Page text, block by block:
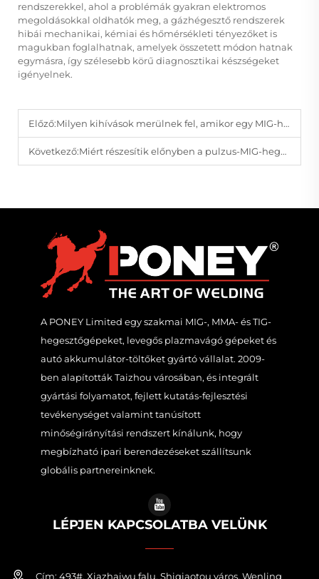
rendszerekkel, ahol a problémák gyakran elektromos
megoldásokkal oldhatók meg, a gázhégesztő rendszerek
hibái mechanikai, kémiai és hőmérsékleti tényezőket is
magukban foglalhatnak, amelyek összetett módon hatnak
egymásra, így szélesebb körű diagnosztikai készségeket
igényelnek.
Előző:Milyen kihívások merülnek fel, amikor egy MIG-hegesztő különböző vastagságú anyagokat hegeszt?
Következő:Miért részesítik előnyben a pulzus-MIG-hegesztő rendszereket a precíziós gyártási környezetekben?
A PONEY Limited egy szakmai MIG-, MMA- és TIG-
hegesztőgépeket, levegős plazmavágó gépeket és
autó akkumulátor-töltőket gyártó vállalat. 2009-
ben alapították Taizhou városában, és integrált
gyártási folyamatot, fejlett kutatás-fejlesztési
tevékenységet valamint tanúsított
minőségirányítási rendszert kínálunk, hogy
megbízható ipari berendezéseket szállítsunk
globális partnereinknek.
LÉPJEN KAPCSOLATBA VELÜNK
Cím: 493#, Xiazhaiwu falu, Shiqiaotou város, Wenling